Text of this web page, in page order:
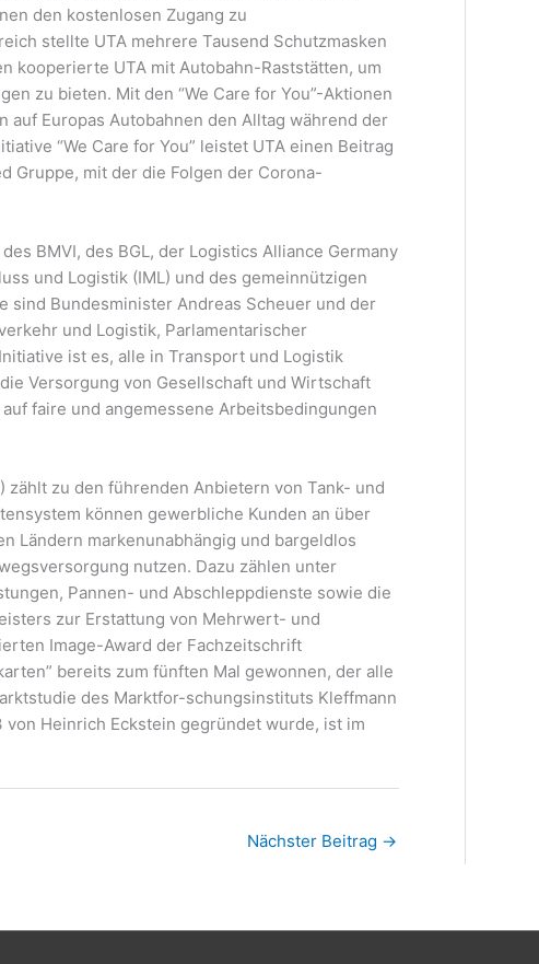
den kostenlosen Zugang zu
stellte UTA mehrere Tausend Schutzmasken
kooperierte UTA mit Autobahn-Raststätten, um
zu bieten. Mit den “We Care for You”-Aktionen
auf Europas Autobahnen den Alltag während der
“We Care for You” leistet UTA einen Beitrag
Gruppe, mit der die Folgen der Corona-
BMVI, des BGL, der Logistics Alliance Germany
und Logistik (IML) und des gemeinnützigen
sind Bundesminister Andreas Scheuer und der
und Logistik, Parlamentarischer
ist es, alle in Transport und Logistik
Versorgung von Gesellschaft und Wirtschaft
faire und angemessene Arbeitsbedingungen
zählt zu den führenden Anbietern von Tank- und
können gewerbliche Kunden an über
Ländern markenunabhängig und bargeldlos
nutzen. Dazu zählen unter
Pannen- und Abschleppdienste sowie die
zur Erstattung von Mehrwert- und
Image-Award der Fachzeitschrift
bereits zum fünften Mal gewonnen, der alle
des Marktfor-schungsinstituts Kleffmann
Heinrich Eckstein gegründet wurde, ist im
Nächster Beitrag →